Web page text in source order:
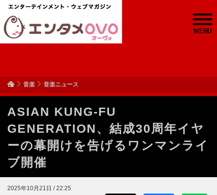
MENU
音楽 音楽ニュース
ASIAN KUNG-FU
GENERATION、結成30周年イヤ
ーの幕開けを告げるワンマンライ
ブ開催
2025年10月21日 / 22:25